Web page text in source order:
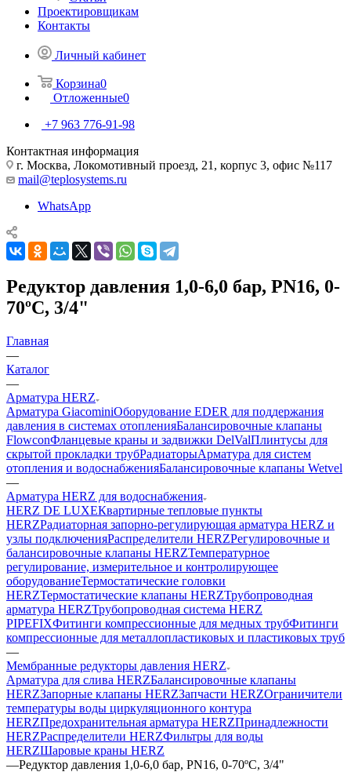
Проектировщикам
Контакты
Личный кабинет
Корзина0
Отложенные0
+7 963 776-91-98
Контактная информация
г. Москва, Локомотивный проезд, 21, корпус 3, офис №117
mail@teplosystems.ru
WhatsApp
Редуктор давления 1,0-6,0 бар, PN16, 0-
70ºС, 3/4"
Главная
—
Каталог
—
Арматура HERZ
Арматура GiacominiОборудование EDER для поддержания
давления в системах отопленияБалансировочные клапаны
FlowconФланцевые краны и задвижки DelValПлинтусы для
скрытой прокладки трубРадиаторыАрматура для систем
отопления и водоснабженияБалансировочные клапаны Wetvel
—
Арматура HERZ для водоснабжения
HERZ DE LUXEКвартирные тепловые пункты
HERZРадиаторная запорно-регулирующая арматура HERZ и
узлы подключенияРаспределители HERZРегулировочные и
балансировочные клапаны HERZТемпературное
регулирование, измерительное и контролирующее
оборудованиеТермостатические головки
HERZТермостатические клапаны HERZТрубопроводная
арматура HERZТрубопроводная система HERZ
PIPEFIXФитинги компрессионные для медных трубФитинги
компрессионные для металлопластиковых и пластиковых труб
—
Мембранные редукторы давления HERZ
Арматура для слива HERZБалансировочные клапаны
HERZЗапорные клапаны HERZЗапчасти HERZОграничители
температуры воды циркуляционного контура
HERZПредохранительная арматура HERZПринадлежности
HERZРаспределители HERZФильтры для воды
HERZШаровые краны HERZ
—Редуктор давления 1,0-6,0 бар, PN16, 0-70ºС, 3/4"